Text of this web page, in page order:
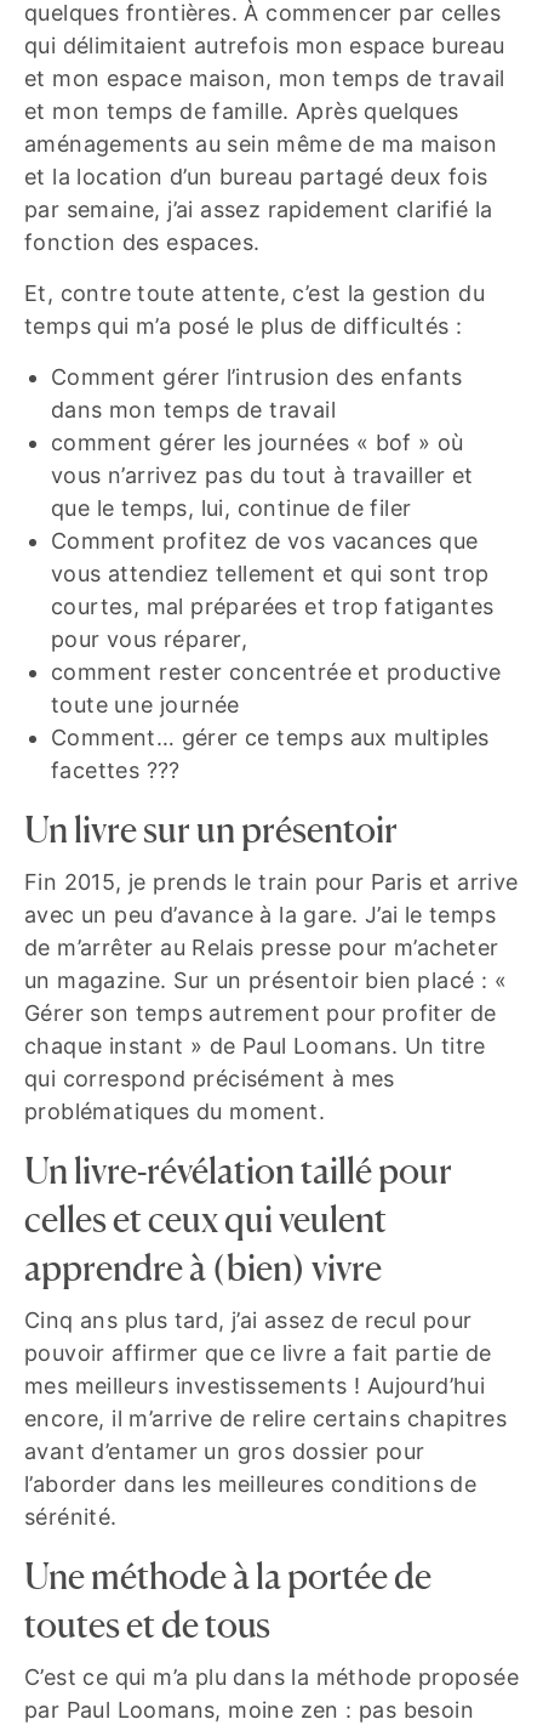
quelques frontières. À commencer par celles
qui délimitaient autrefois mon espace bureau
et mon espace maison, mon temps de travail
et mon temps de famille. Après quelques
aménagements au sein même de ma maison
et la location d’un bureau partagé deux fois
par semaine, j’ai assez rapidement clarifié la
fonction des espaces.
Et, contre toute attente, c’est la gestion du
temps qui m’a posé le plus de difficultés :
Comment gérer l’intrusion des enfants
dans mon temps de travail
comment gérer les journées « bof » où
vous n’arrivez pas du tout à travailler et
que le temps, lui, continue de filer
Comment profitez de vos vacances que
vous attendiez tellement et qui sont trop
courtes, mal préparées et trop fatigantes
pour vous réparer,
comment rester concentrée et productive
toute une journée
Comment… gérer ce temps aux multiples
facettes ???
Un livre sur un présentoir
Fin 2015, je prends le train pour Paris et arrive
avec un peu d’avance à la gare. J’ai le temps
de m’arrêter au Relais presse pour m’acheter
un magazine. Sur un présentoir bien placé : «
Gérer son temps autrement pour profiter de
chaque instant » de Paul Loomans. Un titre
qui correspond précisément à mes
problématiques du moment.
Un livre-révélation taillé pour
celles et ceux qui veulent
apprendre à (bien) vivre
Cinq ans plus tard, j’ai assez de recul pour
pouvoir affirmer que ce livre a fait partie de
mes meilleurs investissements ! Aujourd’hui
encore, il m’arrive de relire certains chapitres
avant d’entamer un gros dossier pour
l’aborder dans les meilleures conditions de
sérénité.
Une méthode à la portée de
toutes et de tous
C’est ce qui m’a plu dans la méthode proposée
par Paul Loomans, moine zen : pas besoin